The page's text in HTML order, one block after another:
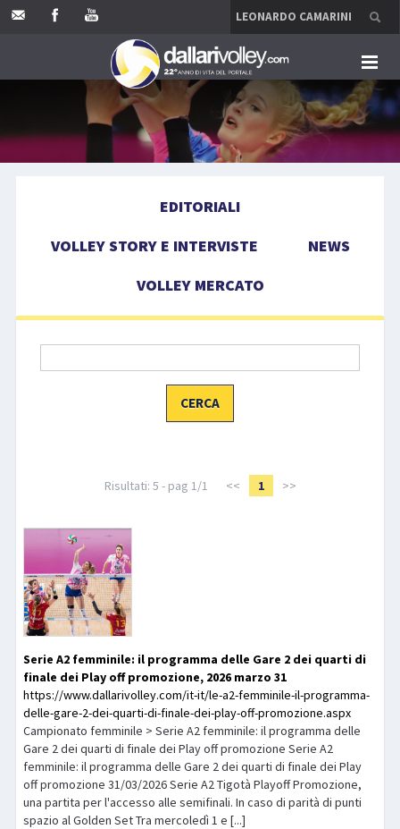
HOME
COMPETIZIONI
EVENTI
EDITORIALI
VOLLEY STORY E INTERVISTE
NEWS
VOLLEY MERCATO
Risultati: 5 - pag 1/1 << 1 >>
Serie A2 femminile: il programma delle Gare 2 dei quarti di
finale dei Play off promozione, 2026 marzo 31
https://www.dallarivolley.com/it-it/le-a2-femminile-il-programma-
delle-gare-2-dei-quarti-di-finale-dei-play-off-promozione.aspx
Campionato femminile > Serie A2 femminile: il programma delle
Gare 2 dei quarti di finale dei Play off promozione Serie A2
femminile: il programma delle Gare 2 dei quarti di finale dei Play
off promozione 31/03/2026 Serie A2 Tigotà Playoff Promozione,
una partita per l'accesso alle semifinali. In caso di parità di punti
spazio al Golden Set Tra mercoledì 1 e [...]